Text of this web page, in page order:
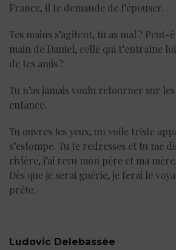
France, il te demande de l’épouser.
Tes mains s’agitent, tu as mal ?
main de Daniel, celle qui t’entraîne
de tes amis ?
Tu n’as jamais voulu retourner sur
enfance.
Tu ouvres les yeux, un voile triste
s’estompe. Tu te redresses et tu me
rivière, j’ai revu mon père et ma
Dès que je serai guérie, je ferai le
prête.
Ludovic Delebassée